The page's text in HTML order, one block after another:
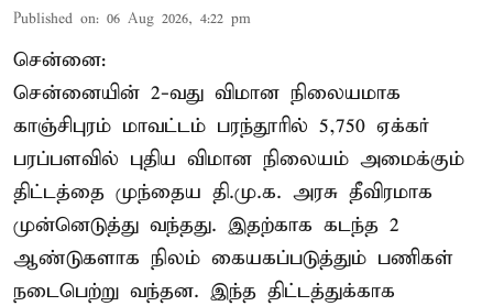
Published on: 06 Aug 2026, 4:22 pm
சென்னை:
சென்னையின் 2-வது விமான நிலையமாக
காஞ்சிபுரம் மாவட்டம் பரந்தூரில் 5,750 ஏக்கர்
பரப்பளவில் புதிய விமான நிலையம் அமைக்கும்
திட்டத்தை முந்தைய தி.மு.க. அரசு தீவிரமாக
முன்னெடுத்து வந்தது. இதற்காக கடந்த 2
ஆண்டுகளாக நிலம் கையகப்படுத்தும் பணிகள்
நடைபெற்று வந்தன. இந்த திட்டத்துக்காக